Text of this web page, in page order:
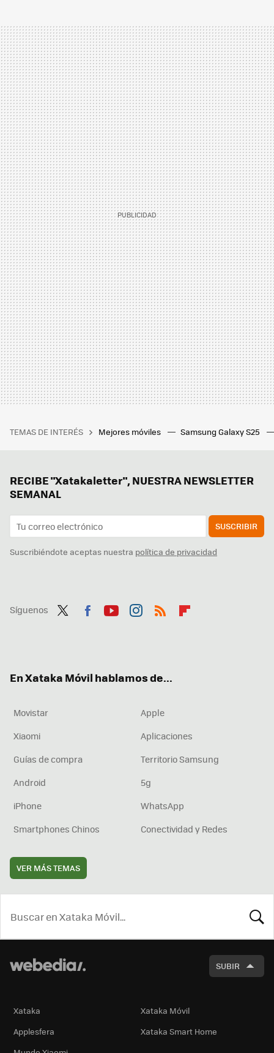
TEMAS DE INTERÉS Mejores móviles Samsung Galaxy S25
RECIBE "Xatakaletter", NUESTRA NEWSLETTER
SEMANAL
SUSCRIBIR
Suscribiéndote aceptas nuestra política de privacidad
Síguenos
En Xataka Móvil hablamos de...
Movistar
Apple
Xiaomi
Aplicaciones
Guías de compra
Territorio Samsung
Android
5g
iPhone
WhatsApp
Smartphones Chinos
Conectividad y Redes
VER MÁS TEMAS
SUBIR
Xataka
Xataka Móvil
Applesfera
Xataka Smart Home